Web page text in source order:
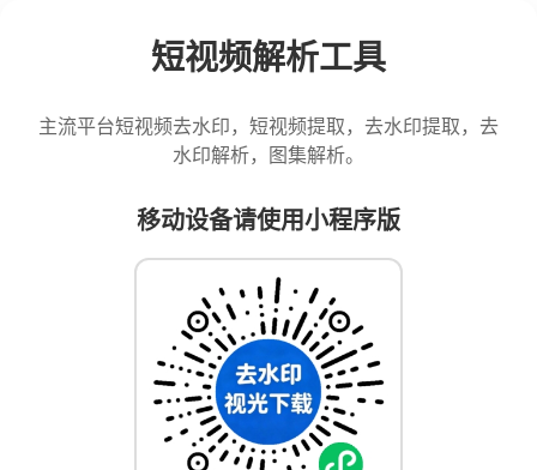
短视频解析工具
主流平台短视频去水印，短视频提取，去水印提取，去
水印解析，图集解析。
移动设备请使用小程序版